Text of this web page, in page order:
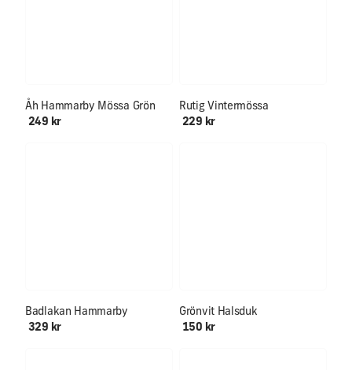
Åh Hammarby Mössa Grön
249 kr
Rutig Vintermössa
229 kr
Badlakan Hammarby
329 kr
Grönvit Halsduk
150 kr